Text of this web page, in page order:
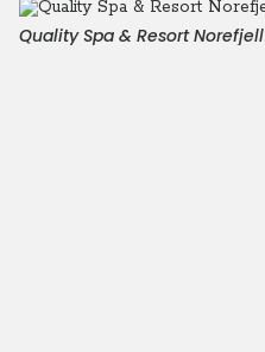
Quality Spa & Resort Norefjell